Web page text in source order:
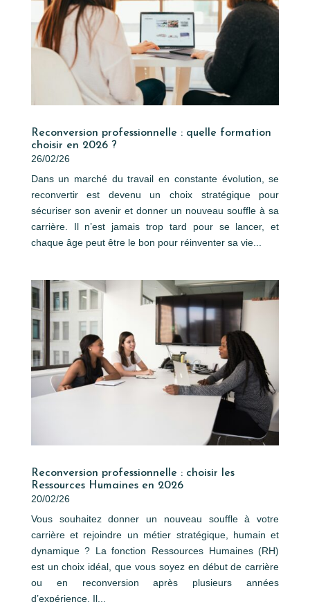
Reconversion professionnelle : quelle formation
choisir en 2026 ?
26/02/26
Dans un marché du travail en constante évolution, se
reconvertir est devenu un choix stratégique pour
sécuriser son avenir et donner un nouveau souffle à sa
carrière. Il n’est jamais trop tard pour se lancer, et
chaque âge peut être le bon pour réinventer sa vie...
Reconversion professionnelle : choisir les
Ressources Humaines en 2026
20/02/26
Vous souhaitez donner un nouveau souffle à votre
carrière et rejoindre un métier stratégique, humain et
dynamique ? La fonction Ressources Humaines (RH)
est un choix idéal, que vous soyez en début de carrière
ou en reconversion après plusieurs années
d’expérience. Il...